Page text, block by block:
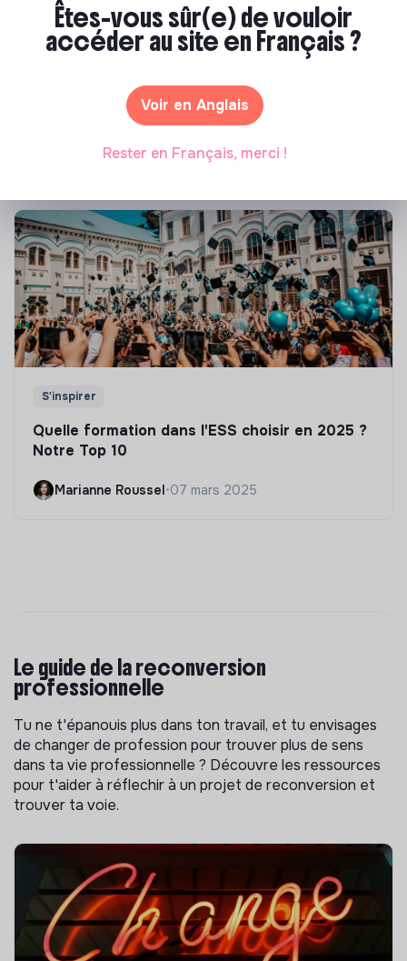
Compétences & formations
Top 8 des formations en rénovation
énergétique des bâtiments
S'inspirer
Quelle formation dans l'ESS choisir en 2025 ?
Notre Top 10
Marianne Roussel•07 mars 2025
Le guide de la reconversion
professionnelle
Tu ne t'épanouis plus dans ton travail, et tu envisages
de changer de profession pour trouver plus de sens
dans ta vie professionnelle ? Découvre les ressources
pour t'aider à réflechir à un projet de reconversion et
trouver ta voie.
Êtes-vous sûr(e) de vouloir
accéder au site en Français ?
Voir en Anglais
Rester en Français, merci !